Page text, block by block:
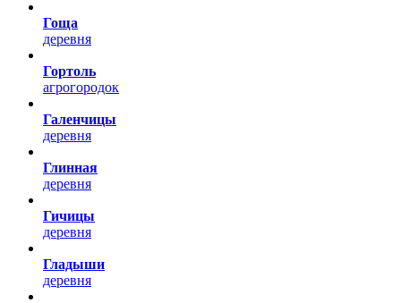
Гоща
деревня
Гортоль
агрогородок
Галенчицы
деревня
Глинная
деревня
Гичицы
деревня
Гладыши
деревня